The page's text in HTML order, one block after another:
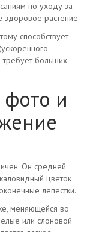
по уходу за
здоровое растение.
способствует
требует больших
и
Он средней
цветок
лепестки.
меняющейся во
или слоновой